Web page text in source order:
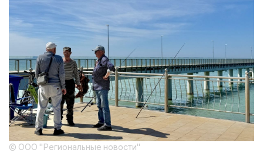
© ООО "Региональные новости"